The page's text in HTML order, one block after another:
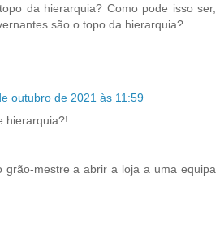
da hierarquia? Como pode isso ser,
são o topo da hierarquia?
outubro de 2021 às 11:59
hierarquia?!
grão-mestre a abrir a loja a uma equipa